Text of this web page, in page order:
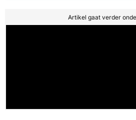
Artikel gaat verder